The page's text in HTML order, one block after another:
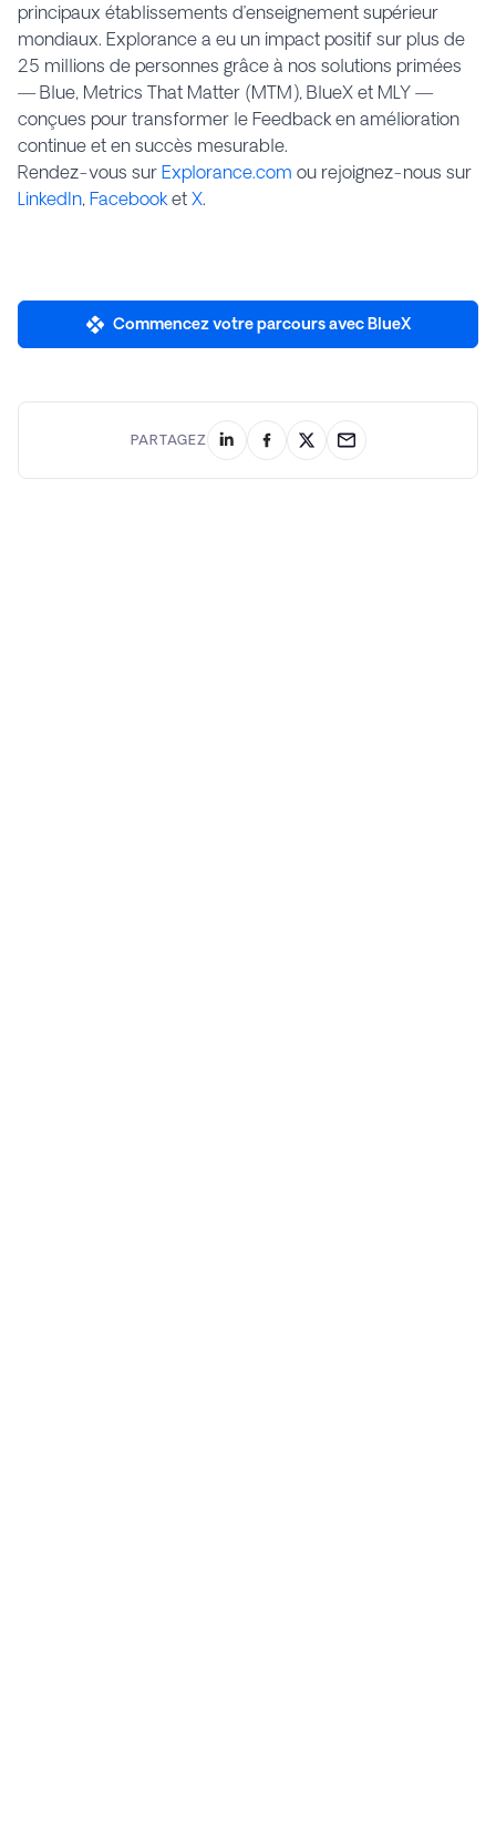
principaux établissements d’enseignement supérieur
mondiaux. Explorance a eu un impact positif sur plus de
25 millions de personnes grâce à nos solutions primées
— Blue, Metrics That Matter (MTM), BlueX et MLY —
conçues pour transformer le Feedback en amélioration
continue et en succès mesurable.
Rendez-vous sur Explorance.com ou rejoignez-nous sur
LinkedIn, Facebook et X.
Commencez votre parcours avec BlueX
PARTAGEZ